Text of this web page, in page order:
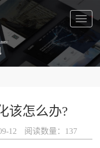
菜
单
该怎么办?
12 阅读数量： 137